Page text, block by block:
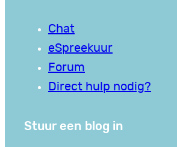
Chat
eSpreekuur
Forum
Direct hulp nodig?
Stuur een blog in